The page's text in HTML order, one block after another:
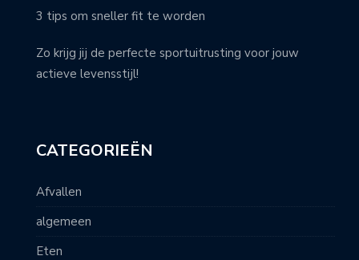
3 tips om sneller fit te worden
Zo krijg jij de perfecte sportuitrusting voor jouw
actieve levensstijl!
CATEGORIEËN
Afvallen
algemeen
Eten